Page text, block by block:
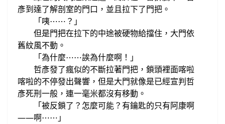
彥到達了解剖室的門口，並且拉下了門把。
「咦⋯⋯ ？」
但是門把在拉下的中途被硬物給擋住 ，大門依
舊紋風不動。
「為什麼⋯⋯誒為什麼啊！ 」
哲彥發了瘋似的不斷拉著門把， 鎖頭裡面喀啦
喀啦的不停發出聲響，但是大門就像是已經宣判哲
彥死刑一般， 連一毫米都沒有移動。
「被反鎖了 ？ 怎麼可能？有鑰匙的只有阿康啊
——啊⋯⋯ 」